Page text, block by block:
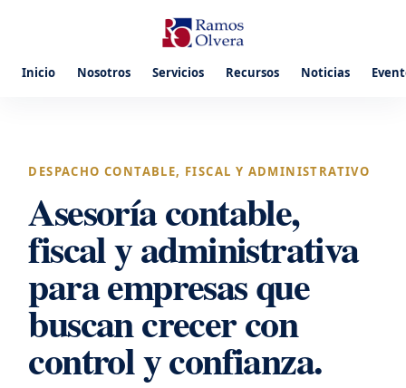
Inicio Nosotros Servicios Recursos Noticias
DESPACHO CONTABLE, FISCAL Y ADMINISTRATIVO
Asesoría contable,
fiscal y administrativa
para empresas que
buscan crecer con
control y confianza.